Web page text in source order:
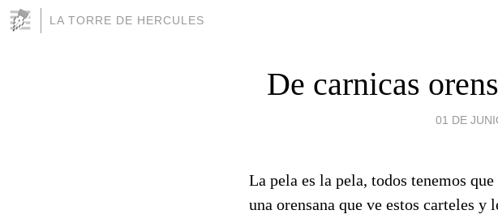
LA TORRE DE HERCULES
De carnicas
01 DE
La pela es la pela, todos tenemos
una orensana que ve estos carteles y